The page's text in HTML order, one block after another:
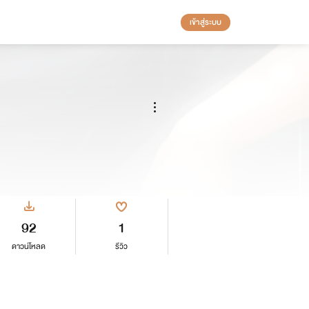
เข้าสู่ระบบ
92
ดาวน์โหลด
1
รีวิว